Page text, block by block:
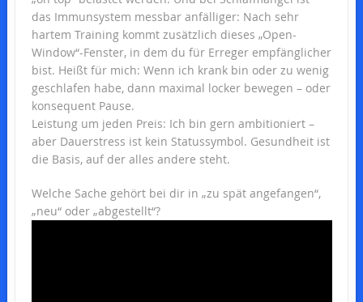
das Immunsystem messbar anfälliger: Nach sehr
hartem Training kommt zusätzlich dieses „Open-
Window“-Fenster, in dem du für Erreger empfänglicher
bist. Heißt für mich: Wenn ich krank bin oder zu wenig
geschlafen habe, dann maximal locker bewegen – oder
konsequent Pause.
Leistung um jeden Preis: Ich bin gern ambitioniert –
aber Dauerstress ist kein Statussymbol. Gesundheit ist
die Basis, auf der alles andere steht.
Welche Sache gehört bei dir in „zu spät angefangen“,
„neu“ oder „abgestellt“?